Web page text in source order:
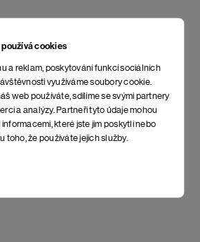
cookies
a reklam, poskytování funkcí sociálních
využíváme soubory cookie.
web používáte, sdílíme se svými partnery
a analýzy. Partneři tyto údaje mohou
které jste jim poskytli nebo
toho, že používáte jejich služby.